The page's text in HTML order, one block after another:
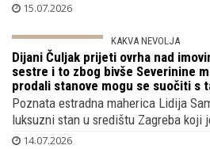
15.07.2026
KAKVA NEVOLJA
Dijani Čuljak
režiji njene
Severinine
prodali stanove mogu se suočiti s
Poznata estradna maherica Lidija
luksuzni stan u središtu Zagreba koji